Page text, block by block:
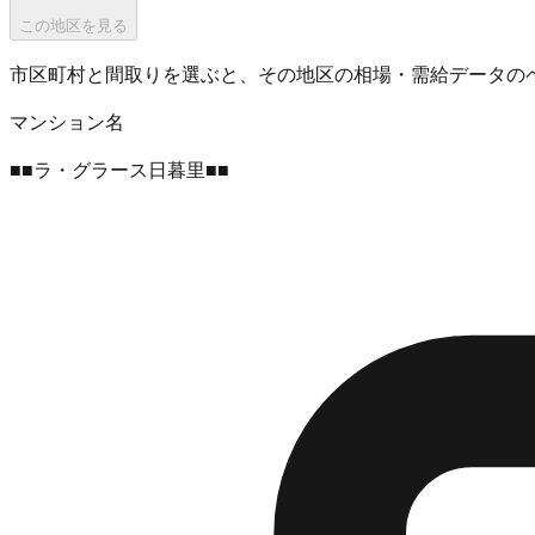
この地区を見る
市区町村と間取りを選ぶと、その地区の相場・需給データの
マンション名
■■ラ・グラース日暮里■■